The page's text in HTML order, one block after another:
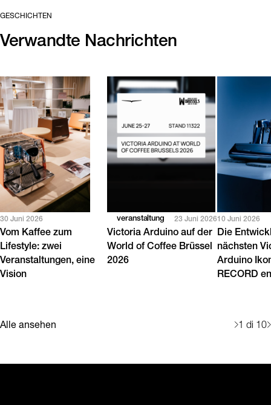
GESCHICHTEN
Verwandte Nachrichten
Alle ansehen 1 di 10
30 Juni 2026
Vom Kaffee zum
Lifestyle: zwei
Veranstaltungen, eine
Vision
veranstaltung 23 Juni 2026
Victoria Arduino auf der
World of Coffee Brüssel
2026
10 Juni 2026
Die
nächsten
Arduino
RECORD